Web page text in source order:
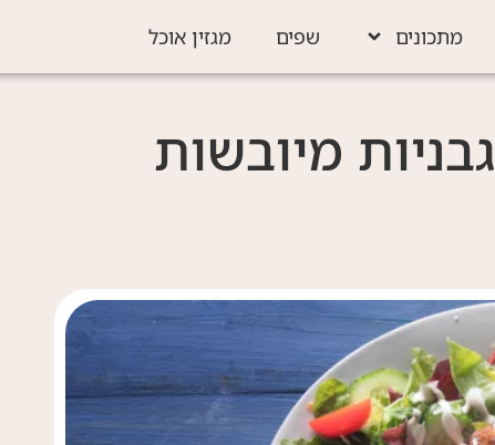
מתכונים שפים מגזין אוכל
מיובשות